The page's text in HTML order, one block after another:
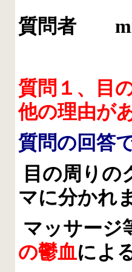
質問者
質問１、目
他の理由が
質問の回答
目の周り
マに分かれ
マッサージ
の鬱血によ